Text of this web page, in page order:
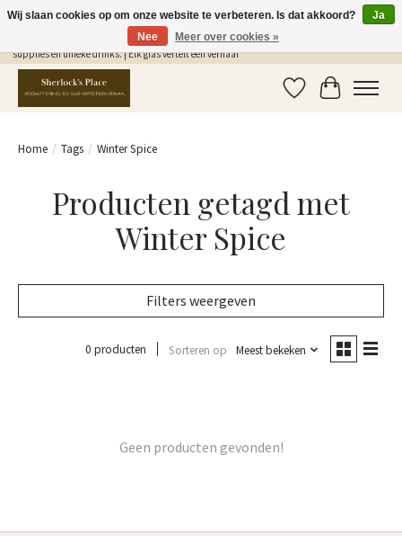
Gratis Verzending in NL vanaf €75,- | Sherlocks Place: dé plek voor MONIN siropen, bar
supplies en unieke drinks. | Elk glas vertelt een verhaal
Verlanglijst
Home / Tags / Winter Spice
Producten getagd met
Winter Spice
Filters weergeven
0 producten Sorteren op Meest bekeken
Geen producten gevonden!
Wij slaan cookies op om onze website te verbeteren. Is dat akkoord?
Ja
Nee
Meer over cookies »